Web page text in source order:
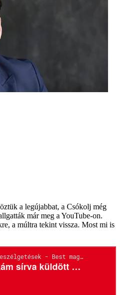
a legújabbat, a Csókolj még
már meg a YouTube-on.
a múltra tekint vissza. Most mi is